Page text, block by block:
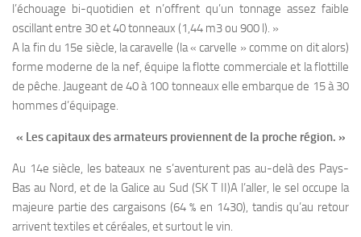
l’échouage bi-quotidien et n’offrent qu’un tonnage assez faible
oscillant entre 30 et 40 tonneaux (1,44 m3 ou 900 l). »
A la fin du 15e siècle, la caravelle (la « carvelle » comme on dit alors)
forme moderne de la nef, équipe la flotte commerciale et la flottille
de pêche. Jaugeant de 40 à 100 tonneaux elle embarque de 15 à 30
hommes d’équipage.
« Les capitaux des armateurs proviennent de la proche région. »
Au 14e siècle, les bateaux ne s’aventurent pas au-delà des Pays-
Bas au Nord, et de la Galice au Sud (SK T II)A l’aller, le sel occupe la
majeure partie des cargaisons (64 % en 1430), tandis qu’au retour
arrivent textiles et céréales, et surtout le vin.